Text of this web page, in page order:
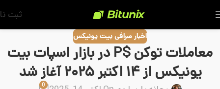
ثبت
اخبار صرافی بیت یونیکس
معاملات توکن $P در بازار اسپات بیت
یونیکس از ۱۴ اکتبر ۲۰۲۵ آغاز شد
0